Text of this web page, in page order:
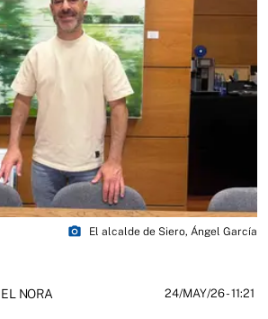
photo_camera El alcalde de Siero, Ángel García
NORA 24/MAY/26- 11:21